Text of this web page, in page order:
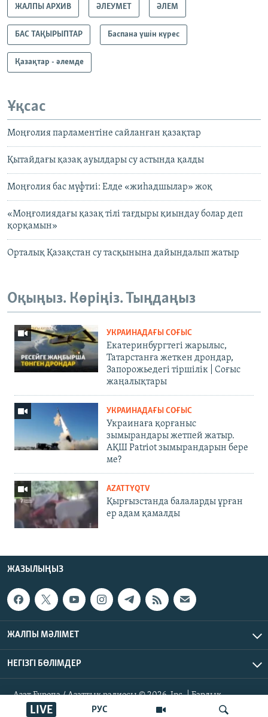
РУС
LIVE
ЖАЛПЫ АРХИВ ӘЛЕУМЕТ ӘЛЕМ
БАС ТАҚЫРЫПТАР Баспана үшін күрес
Қазақтар - әлемде
Ұқсас
Моңғолия парламентіне сайланған қазақтар
Қытайдағы қазақ ауылдары су астында қалды
Моңғолия бас мүфтиі: Елде «жиһадшылар» жоқ
«Моңғолиядағы қазақ тілі тағдыры қиындау болар деп
қорқамын»
Орталық Қазақстан су тасқынына дайындалып жатыр
Оқыңыз. Көріңіз. Тыңдаңыз
УКРАИНАДАҒЫ СОҒЫС
Екатеринбургтегі жарылыс,
Татарстанға жеткен дрондар,
Запорожьедегі тіршілік | Cоғыс
жаңалықтары
УКРАИНАДАҒЫ СОҒЫС
Украинаға қорғаныс
зымырандары жетпей жатыр.
АҚШ Patriot зымырандарын бере
ме?
AZATTYQTV
Қырғызстанда балаларды ұрған
ер адам қамалды
ЖАЗЫЛЫҢЫЗ
ЖАЛПЫ МӘЛІМЕТ
НЕГІЗГІ БӨЛІМДЕР
Азат Еуропа / Азаттық радиосы © 2026, Inc. | Барлық
құқықтары қорғалған